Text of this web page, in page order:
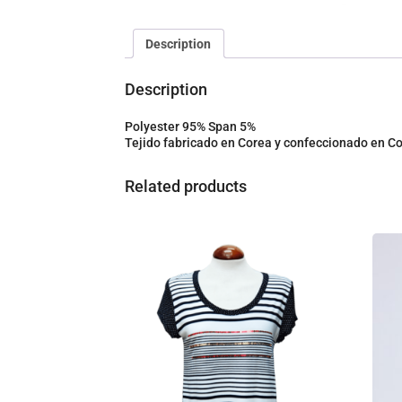
Description
Description
Polyester 95% Span 5%
Tejido fabricado en Corea y confeccionado en
Related products